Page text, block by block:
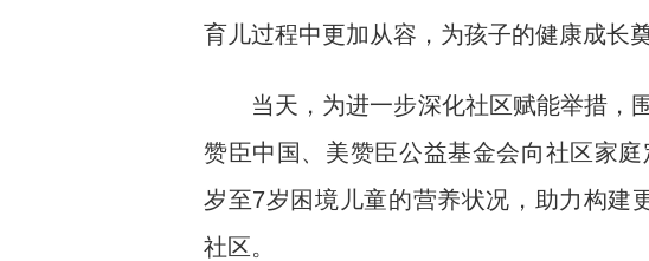
育儿过程中更加从容，为孩子的健康成长
当天，为进一步深化社区赋能举措，围
赞臣中国、美赞臣公益基金会向社区家
岁至7岁困境儿童的营养状况，助力构建
社区。